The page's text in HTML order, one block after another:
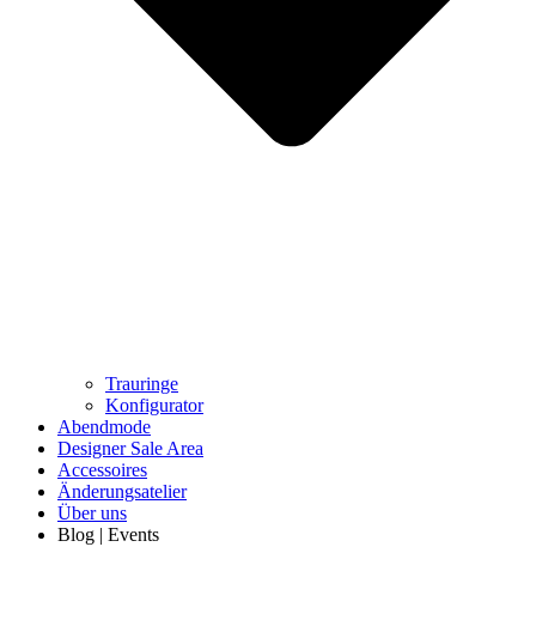
Trauringe
Konfigurator
Abendmode
Designer Sale Area
Accessoires
Änderungsatelier
Über uns
Blog | Events